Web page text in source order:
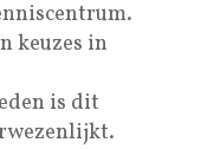
keuzes in
is dit